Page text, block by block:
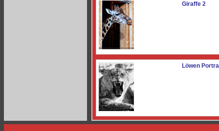
Giraffe 2
Löwen